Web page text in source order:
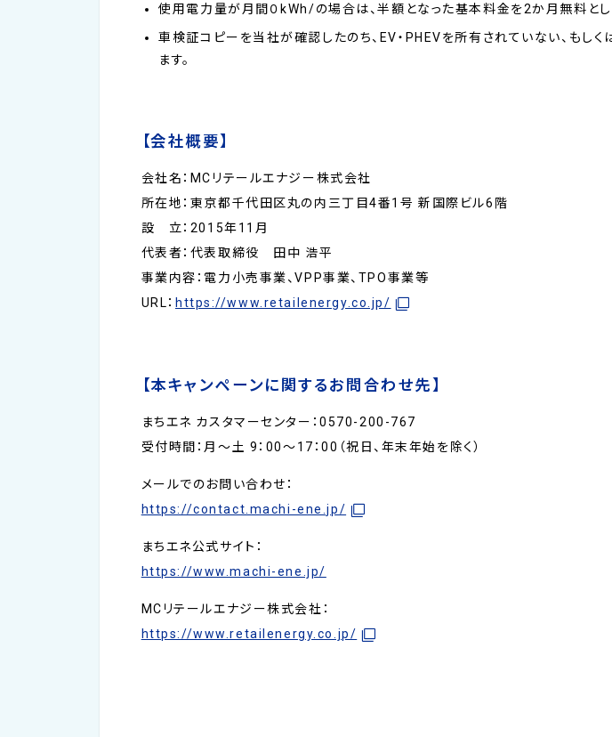
使用電力量が月間０kWh/の場合は、半額となった基本料金を2か月無料とし
車検証コピーを当社が確認したのち、EV・PHEVを所有されていない、もし
ます。
【会社概要】
会社名：MCリテールエナジー株式会社
所在地：東京都千代田区丸の内三丁目4番1号 新国際ビル6階
設 立：2015年11月
代表者：代表取締役 田中 浩平
事業内容：電力小売事業、VPP事業、TPO事業等
URL： https://www.retailenergy.co.jp/
【本キャンペーンに関するお問合わせ先】
まちエネ カスタマーセンター：0570-200-767
受付時間：月～土 9：00～17：00（祝日、年末年始を除く）
メールでのお問い合わせ：
https://contact.machi-ene.jp/
まちエネ公式サイト：
https://www.machi-ene.jp/
MCリテールエナジー株式会社：
https://www.retailenergy.co.jp/